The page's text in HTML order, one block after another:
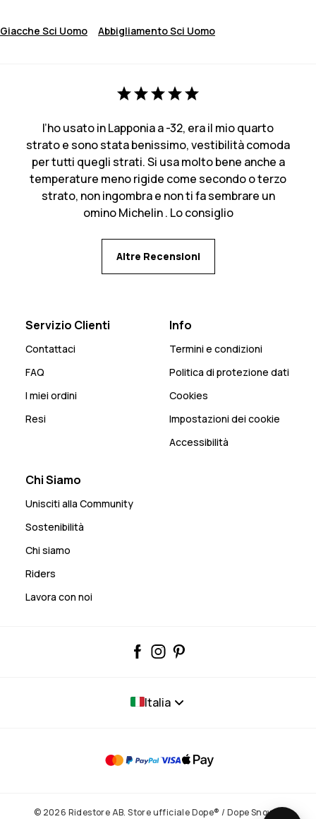
Giacche Sci Uomo Abbigliamento Sci Uomo
l’ho usato in Lapponia a -32, era il mio quarto
strato e sono stata benissimo, vestibilità comoda
per tutti quegli strati. Si usa molto bene anche a
temperature meno rigide come secondo o terzo
strato, non ingombra e non ti fa sembrare un
omino Michelin . Lo consiglio
Altre Recensioni
Servizio Clienti
Contattaci
FAQ
I miei ordini
Resi
Info
Termini e condizioni
Politica di protezione dati
Cookies
Impostazioni dei cookie
Accessibilità
Chi Siamo
Unisciti alla Community
Sostenibilità
Chi siamo
Riders
Lavora con noi
Italia
© 2026 Ridestore AB. Store ufficiale Dope® / Dope Snow®.